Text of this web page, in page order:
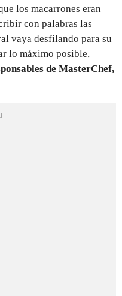
los macarrones eran
con palabras las
vaya desfilando para su
lo máximo posible,
de MasterChef,